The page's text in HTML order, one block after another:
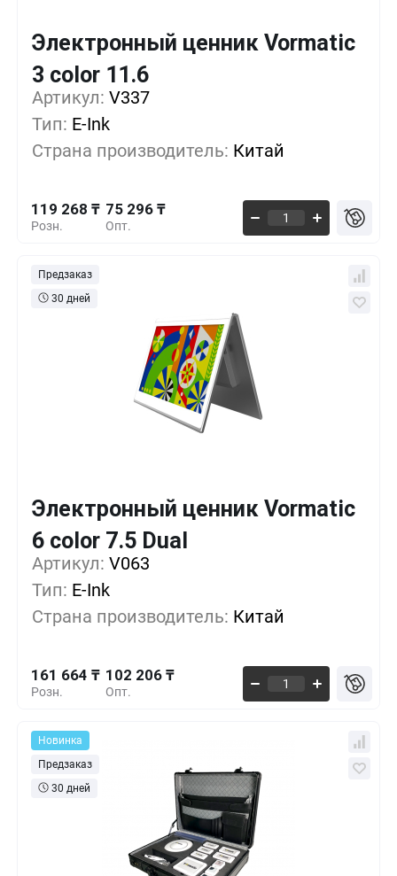
Электронный ценник Vormatic
3 color 11.6
Артикул: V337
Тип: E-Ink
Страна производитель: Китай
Розн.
119 268 ₸
Опт.
75 296 ₸
1+ 0%
100+
500+ -30%
Предзаказ
30 дней
Электронный ценник Vormatic
6 color 7.5 Dual
Артикул: V063
Тип: E-Ink
Страна производитель: Китай
Розн.
161 664 ₸
Опт.
102 206 ₸
1+ 0%
100+
500+ -30%
Новинка
Предзаказ
30 дней